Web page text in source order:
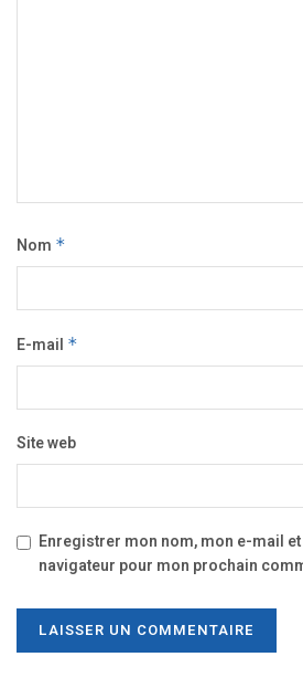
Nom *
E-mail *
Site web
Enregistrer mon nom, mon e-mail
navigateur pour mon prochain